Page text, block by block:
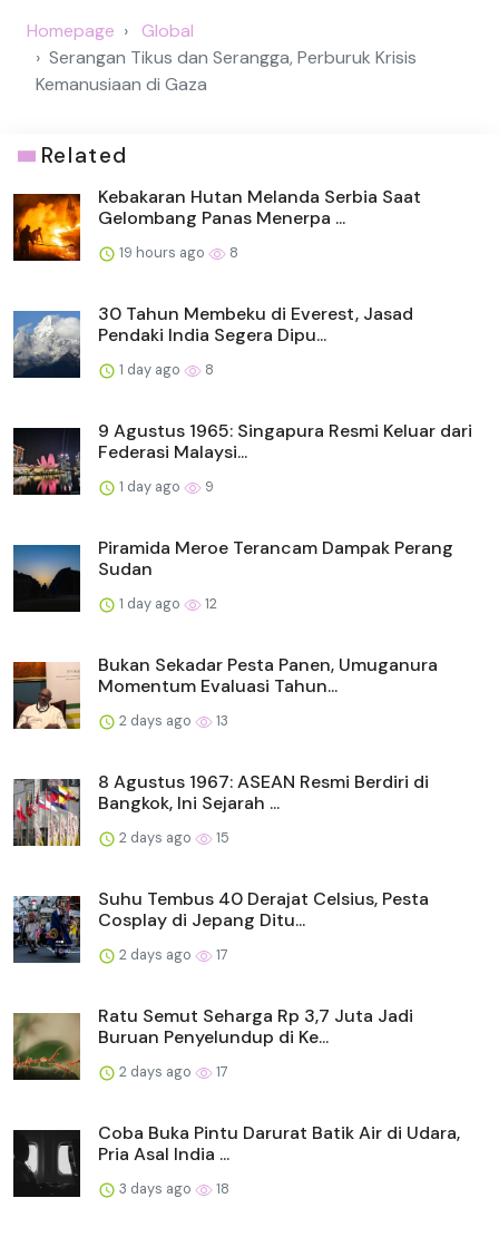
Homepage
Global
Serangan Tikus dan Serangga, Perburuk Krisis
Kemanusiaan di Gaza
Related
Kebakaran Hutan Melanda Serbia Saat
Gelombang Panas Menerpa ...
19 hours ago 8
30 Tahun Membeku di Everest, Jasad
Pendaki India Segera Dipu...
1 day ago 8
9 Agustus 1965: Singapura Resmi Keluar dari
Federasi Malaysi...
1 day ago 9
Piramida Meroe Terancam Dampak Perang
Sudan
1 day ago 12
Bukan Sekadar Pesta Panen, Umuganura
Momentum Evaluasi Tahun...
2 days ago 13
8 Agustus 1967: ASEAN Resmi Berdiri di
Bangkok, Ini Sejarah ...
2 days ago 15
Suhu Tembus 40 Derajat Celsius, Pesta
Cosplay di Jepang Ditu...
2 days ago 17
Ratu Semut Seharga Rp 3,7 Juta Jadi
Buruan Penyelundup di Ke...
2 days ago 17
Coba Buka Pintu Darurat Batik Air di Udara,
Pria Asal India ...
3 days ago 18